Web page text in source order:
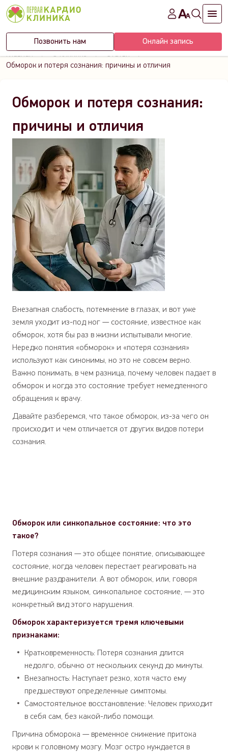
Позвонить нам
Онлайн запись
Главная
О клинике
Статьи
Обморок и потеря сознания: причины и отличия
Обморок и потеря сознания:
причины и отличия
Внезапная слабость, потемнение в глазах, и вот уже
земля уходит из-под ног — состояние, известное как
обморок, хотя бы раз в жизни испытывали многие.
Нередко понятия «обморок» и «потеря сознания»
используют как синонимы, но это не совсем верно.
Важно понимать, в чем разница, почему человек падает в
обморок и когда это состояние требует немедленного
обращения к врачу.
Давайте разберемся, что такое обморок, из-за чего он
происходит и чем отличается от других видов потери
сознания.
Обморок или синкопальное состояние: что это
такое?
Потеря сознания — это общее понятие, описывающее
состояние, когда человек перестает реагировать на
внешние раздражители. А вот обморок, или, говоря
медицинским языком, синкопальное состояние, — это
конкретный вид этого нарушения.
Обморок характеризуется тремя ключевыми
признаками:
Кратковременность: Потеря сознания длится
недолго, обычно от нескольких секунд до минуты.
Внезапность: Наступает резко, хотя часто ему
предшествуют определенные симптомы.
Самостоятельное восстановление: Человек приходит
в себя сам, без какой-либо помощи.
Причина обморока — временное снижение притока
крови к головному мозгу. Мозг остро нуждается в